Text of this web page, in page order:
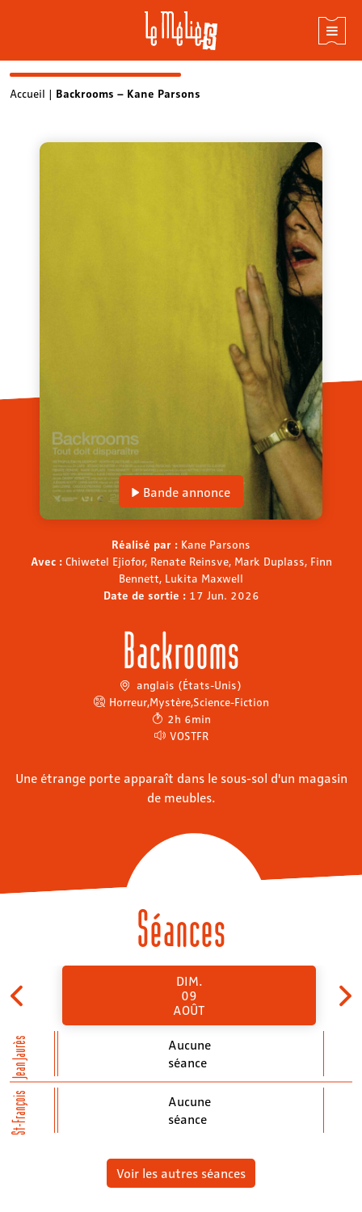
SkipAccueil | Backrooms – Kane Parsons
Bande annonce
Réalisé par : Kane Parsons
Avec : Chiwetel Ejiofor, Renate Reinsve, Mark Duplass, Finn
Bennett, Lukita Maxwell
Date de sortie : 17 Jun. 2026
Backrooms
anglais (États-Unis)
Horreur,Mystère,Science-Fiction
2h 6min
VOSTFR
Une étrange porte apparaît dans le sous-sol d'un magasin
de meubles.
Séances
Jean Jaurès
St-François
DIM.
09
AOÛT
Aucune
séance
Aucune
séance
Voir les autres séances